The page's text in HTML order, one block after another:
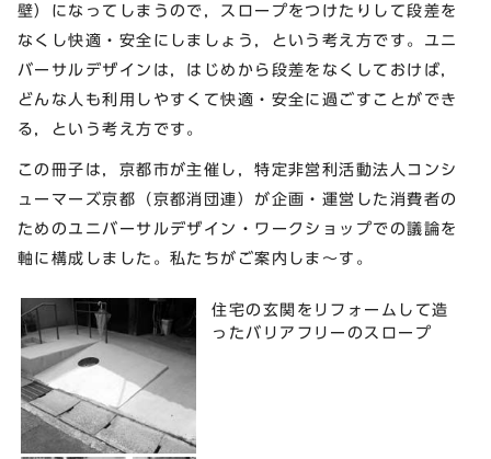
壁）になってしまうので，スロープをつけたりして段差を
なくし快適・安全にしましょう，という考え方です。ユニ
バーサルデザインは，はじめから段差をなくしておけば，
どんな人も利用しやすくて快適・安全に過ごすことができ
る，という考え方です。
この冊子は，京都市が主催し，特定非営利活動法人コンシ
ューマーズ京都（京都消団連）が企画・運営した消費者の
ためのユニバーサルデザイン・ワークショップでの議論を
軸に構成しました。私たちがご案内しま～す。
住宅の玄関をリフォームして造
ったバリアフリーのスロープ